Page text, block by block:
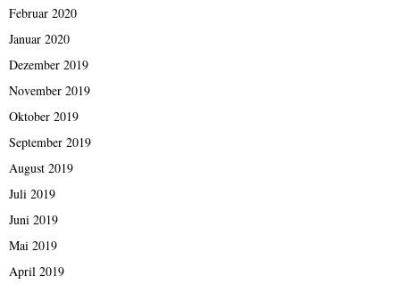
Februar 2020
Januar 2020
Dezember 2019
November 2019
Oktober 2019
September 2019
August 2019
Juli 2019
Juni 2019
Mai 2019
April 2019